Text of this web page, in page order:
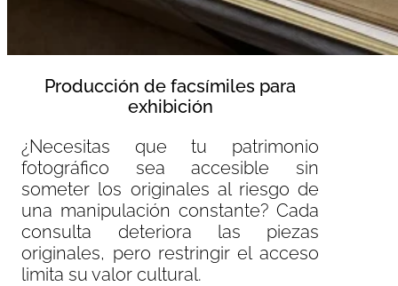
Producción de facsímiles para
exhibición
¿Necesitas que tu patrimonio
fotográfico sea accesible sin
someter los originales al riesgo de
una manipulación constante? Cada
consulta deteriora las piezas
originales, pero restringir el acceso
limita su valor cultural.